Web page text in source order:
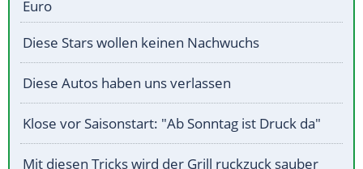
Euro
Diese Stars wollen keinen Nachwuchs
Diese Autos haben uns verlassen
Klose vor Saisonstart: "Ab Sonntag ist Druck da"
Mit diesen Tricks wird der Grill ruckzuck sauber